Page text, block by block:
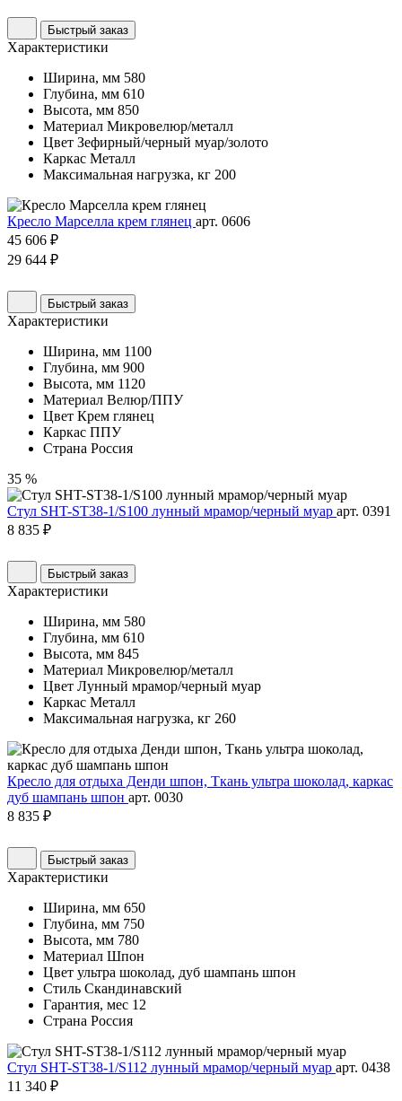
Быстрый заказ
Характеристики
Ширина, мм 580
Глубина, мм 610
Высота, мм 850
Материал Микровелюр/металл
Цвет Зефирный/черный муар/золото
Каркас Металл
Максимальная нагрузка, кг 200
Кресло Марселла крем глянец арт. 0606
45 606 ₽
29 644 ₽
Быстрый заказ
Характеристики
Ширина, мм 1100
Глубина, мм 900
Высота, мм 1120
Материал Велюр/ППУ
Цвет Крем глянец
Каркас ППУ
Страна Россия
35 %
Стул SHT-ST38-1/S100 лунный мрамор/черный муар арт. 0391
8 835 ₽
Быстрый заказ
Характеристики
Ширина, мм 580
Глубина, мм 610
Высота, мм 845
Материал Микровелюр/металл
Цвет Лунный мрамор/черный муар
Каркас Металл
Максимальная нагрузка, кг 260
Кресло для отдыха Денди шпон, Ткань ультра шоколад, каркас
дуб шампань шпон арт. 0030
8 835 ₽
Быстрый заказ
Характеристики
Ширина, мм 650
Глубина, мм 750
Высота, мм 780
Материал Шпон
Цвет ультра шоколад, дуб шампань шпон
Стиль Скандинавский
Гарантия, мес 12
Страна Россия
Стул SHT-ST38-1/S112 лунный мрамор/черный муар арт. 0438
11 340 ₽